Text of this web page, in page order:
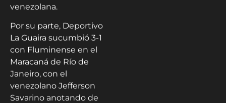
venezolana.
Por su parte, Deportivo
La Guaira sucumbió 3-1
con Fluminense en el
Maracaná de Río de
Janeiro, con el
venezolano Jefferson
Savarino anotando de